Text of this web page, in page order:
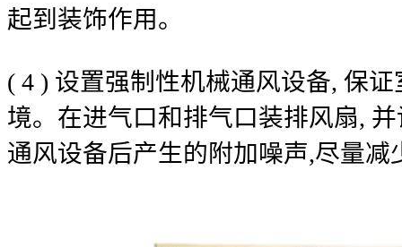
起到装饰作用。
( 4 ) 设置强制性机械通风设备, 保
境。在进气口和排气口装排风扇,
通风设备后产生的附加噪声,尽量减